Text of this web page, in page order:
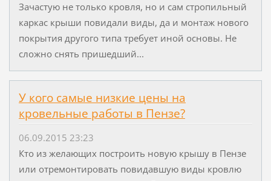
Зачастую не только кровля, но и сам стропильный
каркас крыши повидали виды, да и монтаж нового
покрытия другого типа требует иной основы. Не
сложно снять пришедший...
У кого самые низкие цены на
кровельные работы в Пензе?
06.09.2015 23:23
Кто из желающих построить новую крышу в Пензе
или отремонтировать повидавшую виды кровлю